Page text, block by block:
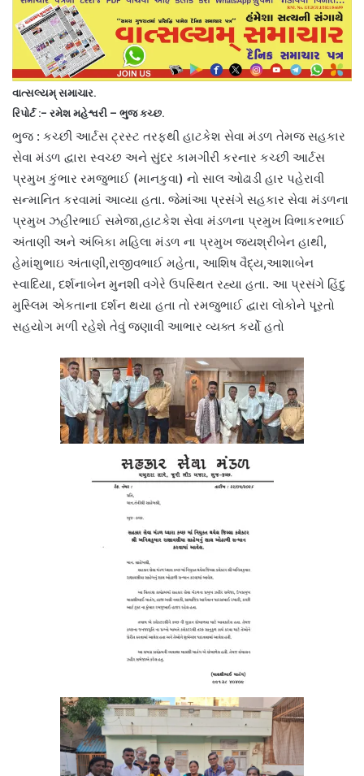
વાત્સલ્યમ્ સમાચાર.
રિપોર્ટ :- રમેશ મહેશ્વરી – ભુજ કચ્છ.
ભુજ : કચ્છી આર્ટસ ટ્રસ્ટ તરફથી હાટકેશ સેવા મંડળ તેમજ સહકાર
સેવા મંડળ દ્વારા સ્વચ્છ અને સુંદર કામગીરી કરનાર કચ્છી આર્ટસ
પ્રમુખ કુંભાર રમજુભાઈ (માનકુવા) નો સાલ ઓઢાડી હાર પહેરાવી
સન્માનિત કરવામાં આવ્યા હતા. જેમાંઆ પ્રસંગે સહકાર સેવા મંડળના
પ્રમુખ ઝહીરભાઈ સમેજા,હાટકેશ સેવા મંડળના પ્રમુખ વિભાકરભાઈ
અંતાણી અને અંબિકા મહિલા મંડળ ના પ્રમુખ જયશ્રીબેન હાથી,
હેમાંશુભાઇ અંતાણી,રાજીવભાઈ મહેતા, આશિષ વૈદ્ય,આશાબેન
સ્વાદિયા, દર્શનાબેન મુનશી વગેરે ઉપસ્થિત રહ્યા હતા. આ પ્રસંગે હિંદુ
મુસ્લિમ એકતાના દર્શન થયા હતા તો રમજુભાઈ દ્વારા લોકોને પૂરતો
સહયોગ મળી રહેશે તેવું જણાવી આભાર વ્યક્ત કર્યો હતો